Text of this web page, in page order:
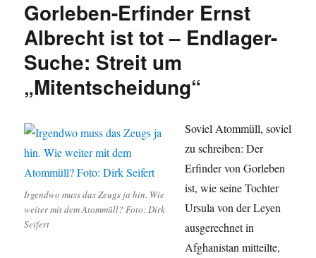
–
schnell
damit
–
für
Gorleben-Erfinder Ernst
Albrecht ist tot – Endlager-
Suche: Streit um
„Mitentscheidung“
Irgendwo muss das Zeugs ja hin. Wie
weiter mit dem Atommüll? Foto: Dirk
Seifert
Soviel Atommüll, soviel
zu schreiben: Der
Erfinder von Gorleben
ist, wie seine Tochter
Ursula von der Leyen
ausgerechnet in
Afghanistan mitteilte,